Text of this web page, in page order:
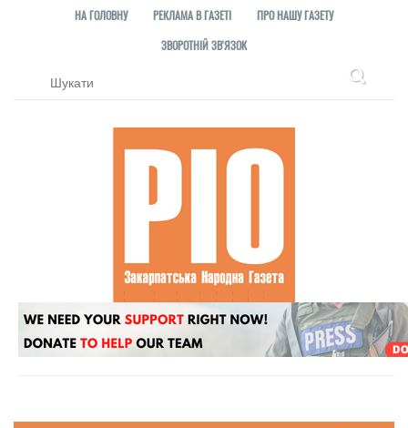
НА ГОЛОВНУ РЕКЛАМА В ГАЗЕТІ
ПРО НАШУ ГАЗЕТУ
ЗВОРОТНІЙ ЗВ'ЯЗОК